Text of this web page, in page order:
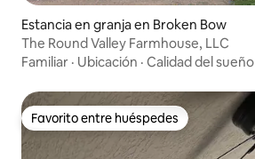
Estancia en granja en Broken Bow
The Round Valley Farmhouse, LLC
Familiar · Ubicación · Calidad del sueño
Favorito entre huéspedes
Favorito entre huéspedes